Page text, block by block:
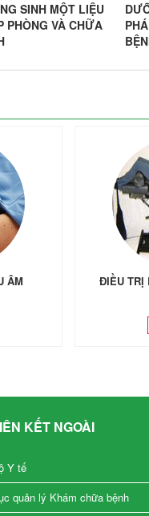
SINH MỘT LIỆU
PHÒNG VÀ CHỮA
ÂM
ĐIỀU TRỊ
KẾT NGOÀI
Y tế
quản lý Khám chữa bệnh